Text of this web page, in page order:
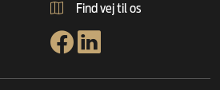
Find vej til os